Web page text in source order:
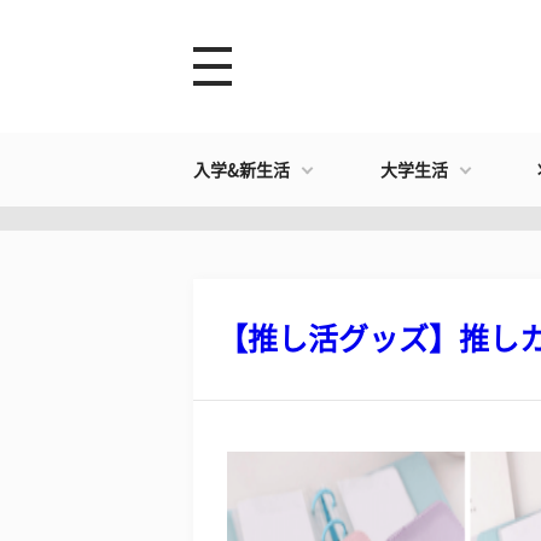
入学&新生活 大学生活
【推し活グッズ】推し